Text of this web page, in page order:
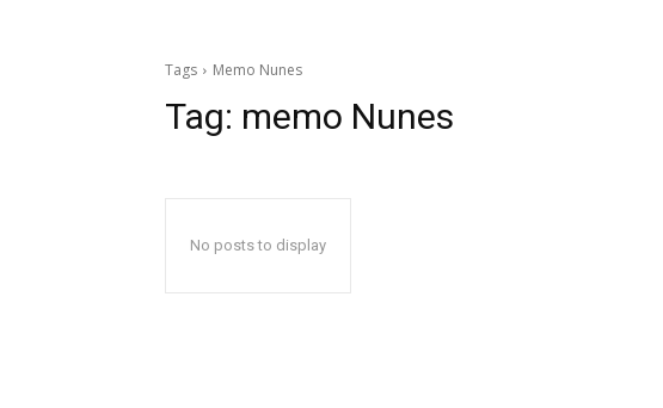
Tags Memo Nunes
Tag: memo Nunes
No posts to display